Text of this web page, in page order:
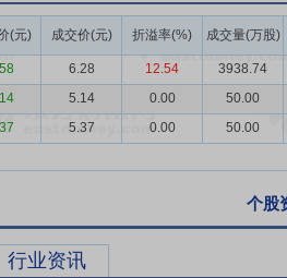
源开发、工程承包业务，形成了专有
设了哈萨克斯坦阿克托盖铜选厂项目、
匹配技术、橡胶隔膜技术、重载曲轴结
，产品填补了国内空白，其技术和性
冶金工艺生产电积铜的企业，同时拥有
同下部采场开采的爆破关键技术”通过
(元) 成交价(元) 折溢率(%) 成交量(万股)
6.28 12.54
3938.74
5.14 0.00
50.00
5.37 0.00 50.00
个股
行业资讯